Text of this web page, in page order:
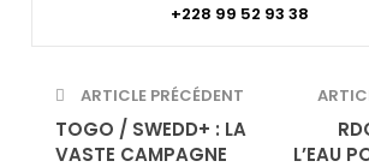
+228 99 52 93 38
ARTICLE PRÉCÉDENT
TOGO / SWEDD+ : LA
VASTE CAMPAGNE
L’EAU